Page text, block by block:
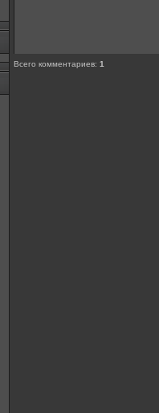
Всего комментариев:1